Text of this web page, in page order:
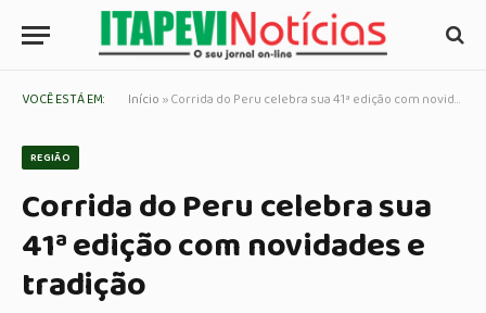
VOCÊ ESTÁ EM: Início »Corrida do Peru celebra sua 41ª edição com novidades e tradição
REGIÃO
Corrida do Peru celebra sua
41ª edição com novidades e
tradição